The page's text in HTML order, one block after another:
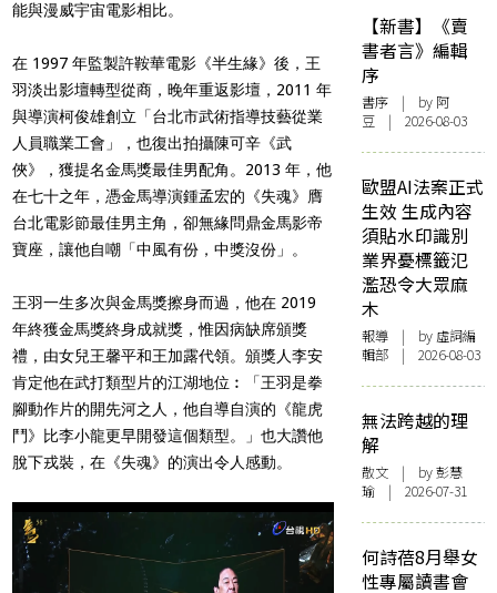
能與漫威宇宙電影相比。
在 1997 年監製許鞍華電影《半生緣》後，王
羽淡出影壇轉型從商，晚年重返影壇，2011 年
與導演柯俊雄創立「台北市武術指導技藝從業
人員職業工會」，也復出拍攝陳可辛《武
俠》，獲提名金馬獎最佳男配角。2013 年，他
在七十之年，憑金馬導演鍾孟宏的《失魂》膺
台北電影節最佳男主角，卻無緣問鼎金馬影帝
寶座，讓他自嘲「中風有份，中獎沒份」。
王羽一生多次與金馬獎擦身而過，他在 2019
年終獲金馬獎終身成就獎，惟因病缺席頒獎
禮，由女兒王馨平和王加露代領。頒獎人李安
肯定他在武打類型片的江湖地位︰「王羽是拳
腳動作片的開先河之人，他自導自演的《龍虎
鬥》比李小龍更早開發這個類型。」也大讚他
脫下戎裝，在《失魂》的演出令人感動。
【新書】《賣
書者言》編輯
序
書序 | by 阿
豆 | 2026-08-03
歐盟AI法案正式
生效 生成內容
須貼水印識別
業界憂標籤氾
濫恐令大眾麻
木
報導 | by 虛詞編
輯部 | 2026-08-03
無法跨越的理
解
散文 | by 彭慧
瑜 | 2026-07-31
何詩蓓8月舉女
性專屬讀書會